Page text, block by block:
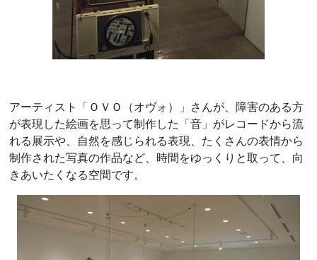
アーティスト「ＯＶＯ（オヴォ）」さんが、障害のある方
が表現した絵画を思って制作した「音」がレコードから流
れる展示や、自然を感じられる表現、たくさんの表情から
制作された写真の作品など、時間をゆっくりと取って、向
きあいたくなる空間です。